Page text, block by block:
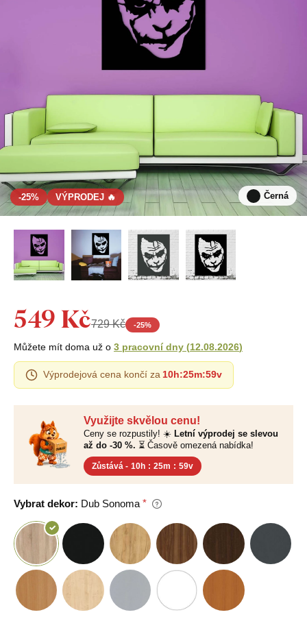
-25% VÝPRODEJ 🔥 Černá
Využijte skvělou cenu!
Ceny se rozpustily! ☀️ Letní výprodej se slevou
až do -30 %. ⏳ Časově omezená nabídka!
Zůstává - 10h : 25m : 58v
Vybrat dekor: Dub Sonoma
549 Kč729 Kč -25%
Můžete mít doma už o 3 pracovní dny (12.08.2026)
Výprodejová cena končí za 10h:25m:58v